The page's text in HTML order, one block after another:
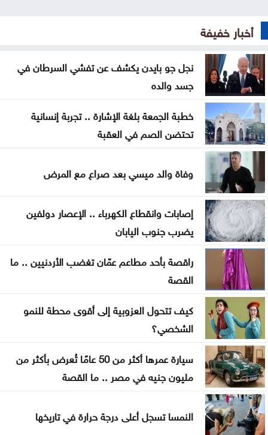
سيدات الجزائر يحققن إنجازا تاريخيا ببلوغ نصف نهائي
أمم إفريقيا
شقة مهجورة في الرصيفة تثير شكاوى السكان ..
تفاصيل
السعودية واليمن وقطر ترحب ببيان مجلس الأمن إزاء
هجمات الحوثيين
المنتخب الوطني ت 20 يتغلب على نظيره الكويتي وديا
الصفدي والزياني يبحثان تطورات الأوضاع الإقليمية
وسبل إنهاء التصعيد
اضطرابات جوية موسمية تضرب مناطق عربية خلال
الأيام المقبلة
أخبار خفيفة
نجل جو بايدن يكشف عن تفشي السرطان في
جسد والده
خطبة الجمعة بلغة الإشارة .. تجربة إنسانية
تحتضن الصم في العقبة
وفاة والد ميسي بعد صراع مع المرض
إصابات وانقطاع الكهرباء .. الإعصار دولفين
يضرب جنوب اليابان
راقصة بأحد مطاعم عمّان تغضب الأردنيين .. ما
القصة
كيف تتحول العزوبية إلى أقوى محطة للنمو
الشخصي؟
سيارة عمرها أكثر من 50 عامًا تُعرض بأكثر من
مليون جنيه في مصر .. ما القصة
النمسا تسجل أعلى درجة حرارة في تاريخها